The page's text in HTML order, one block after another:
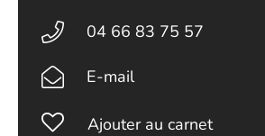
04 66 83 75 57
E-mail
Ajouter au carnet